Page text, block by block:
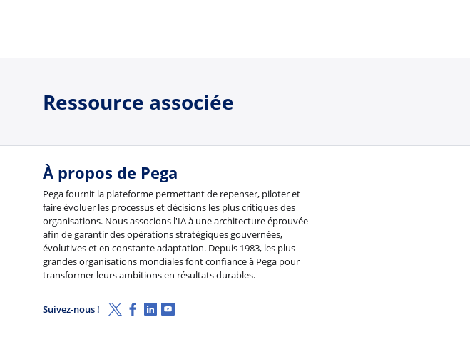
Ressource associée
À propos de Pega
Pega fournit la plateforme permettant de repenser, piloter et
faire évoluer les processus et décisions les plus critiques des
organisations. Nous associons l'IA à une architecture éprouvée
afin de garantir des opérations stratégiques gouvernées,
évolutives et en constante adaptation. Depuis 1983, les plus
grandes organisations mondiales font confiance à Pega pour
transformer leurs ambitions en résultats durables.
Suivez-nous ! X (Twitter)
Facebook
Linkedin
Youtube